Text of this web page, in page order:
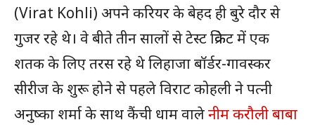
(Virat Kohli) अपने करियर के बेहद ही बुरे दौर से
गुजर रहे थे। वे बीते तीन सालों से टेस्ट क्रिकेट में एक
शतक के लिए तरस रहे थे लिहाजा बॉर्डर-गावस्कर
सीरीज के शुरू होने से पहले विराट कोहली ने पत्नी
अनुष्का शर्मा के साथ कैंची धाम वालेनीम करौली बाबा